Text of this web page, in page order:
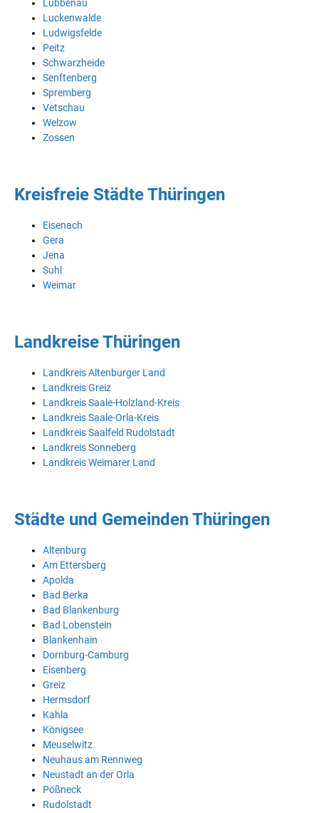
Lübbenau
Luckenwalde
Ludwigsfelde
Peitz
Schwarzheide
Senftenberg
Spremberg
Vetschau
Welzow
Zossen
Kreisfreie Städte Thüringen
Eisenach
Gera
Jena
Suhl
Weimar
Landkreise Thüringen
Landkreis Altenburger Land
Landkreis Greiz
Landkreis Saale-Holzland-Kreis
Landkreis Saale-Orla-Kreis
Landkreis Saalfeld Rudolstadt
Landkreis Sonneberg
Landkreis Weimarer Land
Städte und Gemeinden Thüringen
Altenburg
Am Ettersberg
Apolda
Bad Berka
Bad Blankenburg
Bad Lobenstein
Blankenhain
Dornburg-Camburg
Eisenberg
Greiz
Hermsdorf
Kahla
Königsee
Meuselwitz
Neuhaus am Rennweg
Neustadt an der Orla
Pößneck
Rudolstadt